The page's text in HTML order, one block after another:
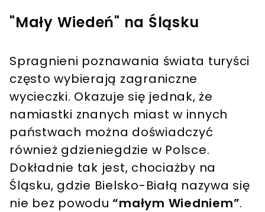
"Mały Wiedeń" na Śląsku
Spragnieni poznawania świata turyści
często wybierają zagraniczne
wycieczki. Okazuje się jednak, że
namiastki znanych miast w innych
państwach można doświadczyć
również gdzieniegdzie w Polsce.
Dokładnie tak jest, chociażby na
Śląsku, gdzie Bielsko-Białą nazywa się
nie bez powodu “małym Wiedniem”.